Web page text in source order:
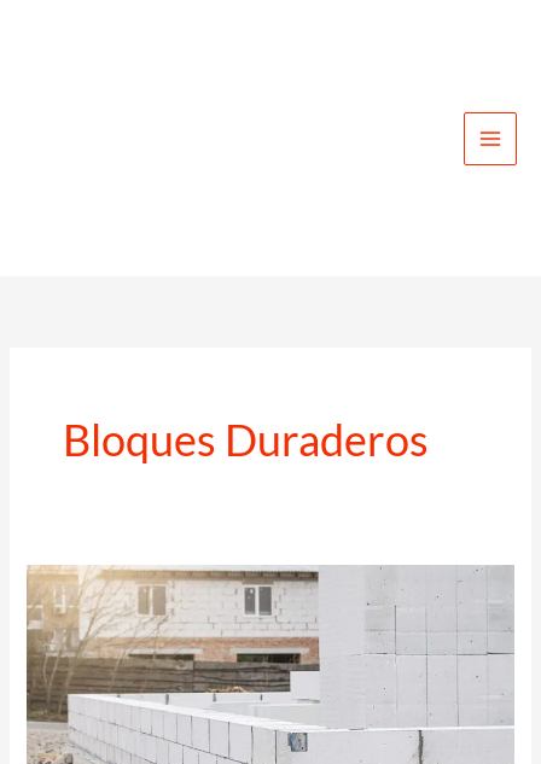
Bloques Duraderos